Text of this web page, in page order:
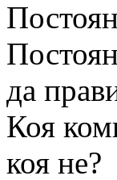
да
Коя
коя не?